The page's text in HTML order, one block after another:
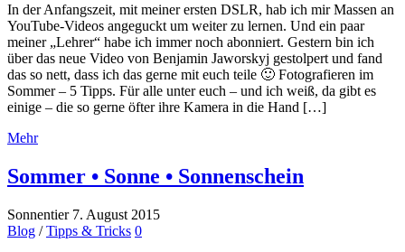
In der Anfangszeit, mit meiner ersten DSLR, hab ich mir Massen an
YouTube-Videos angeguckt um weiter zu lernen. Und ein paar
meiner „Lehrer“ habe ich immer noch abonniert. Gestern bin ich
über das neue Video von Benjamin Jaworskyj gestolpert und fand
das so nett, dass ich das gerne mit euch teile 🙂 Fotografieren im
Sommer – 5 Tipps. Für alle unter euch – und ich weiß, da gibt es
einige – die so gerne öfter ihre Kamera in die Hand […]
Mehr
Sommer • Sonne • Sonnenschein
Sonnentier 7. August 2015
Blog /Tipps & Tricks 0